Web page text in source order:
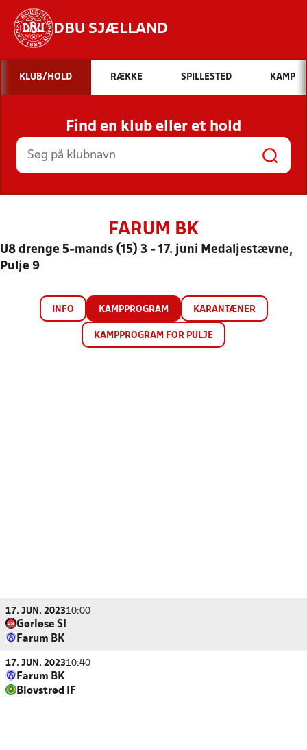
DBU SJÆLLAND
Hvad vil du søge efter?
INDHOLD OG NYHEDER
STILLINGER, RESULTATER, KLUBBER OG
HOLD
KLUB/HOLD RÆKKE SPILLESTED KAMP
Find en klub eller et hold
FARUM BK
U8 drenge 5-mands (15) 3 - 17. juni Medaljestævne,
Pulje 9
INFO KAMPPROGRAM KARANTÆNER
KAMPPROGRAM FOR PULJE
17. JUN. 202310:00
Gørløse SI
Farum BK
17. JUN. 202310:40
Farum BK
Blovstrød IF